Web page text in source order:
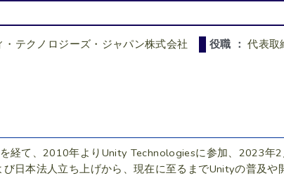
・テクノロジーズ・ジャパン株式会社 役職 ：代表取
経て、2010年よりUnity Technologiesに参加、2023年
日本法人立ち上げから、現在に至るまでUnityの普及や